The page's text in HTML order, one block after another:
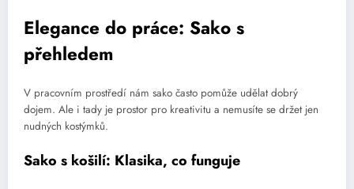
Elegance do práce: Sako s
přehledem
V pracovním prostředí nám sako často pomůže udělat dobrý
dojem. Ale i tady je prostor pro kreativitu a nemusíte se držet jen
nudných kostýmků.
Sako s košilí: Klasika, co funguje